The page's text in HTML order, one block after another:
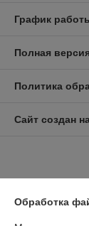
График
Полная
Политика
Сайт создан
Обработка